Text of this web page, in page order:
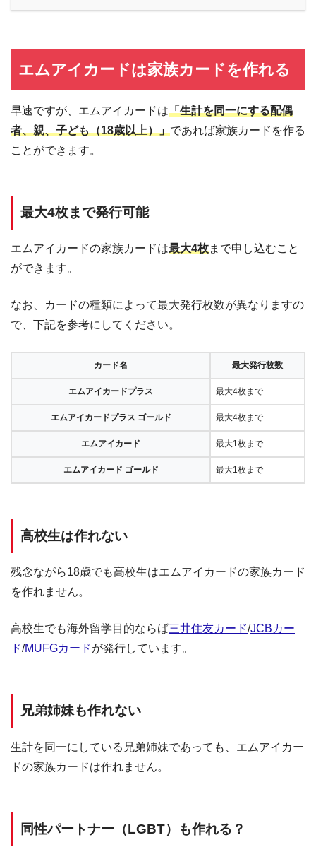
エムアイカードは家族カードを作れる
早速ですが、エムアイカードは「生計を同一にする配偶
者、親、子ども（18歳以上）」であれば家族カードを作る
ことができます。
最大4枚まで発行可能
エムアイカードの家族カードは最大4枚まで申し込むこと
ができます。
なお、カードの種類によって最大発行枚数が異なりますの
で、下記を参考にしてください。
カード名 最大発行枚数
エムアイカードプラス 最大4枚まで
エムアイカードプラス ゴールド 最大4枚まで
エムアイカード 最大1枚まで
エムアイカード ゴールド 最大1枚まで
高校生は作れない
残念ながら18歳でも高校生はエムアイカードの家族カード
を作れません。
高校生でも海外留学目的ならば三井住友カード/JCBカー
ド/MUFGカードが発行しています。
兄弟姉妹も作れない
生計を同一にしている兄弟姉妹であっても、エムアイカー
ドの家族カードは作れません。
同性パートナー（LGBT）も作れる？